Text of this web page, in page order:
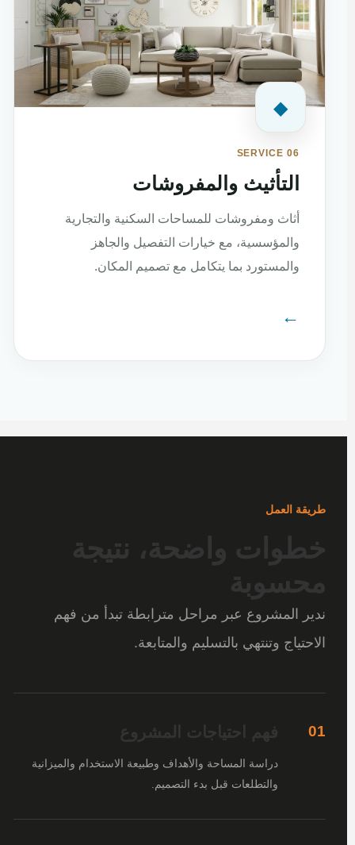
◆
SERVICE 06
التأثيث والمفروشات
أثاث ومفروشات للمساحات السكنية والتجارية
والمؤسسية، مع خيارات التفصيل والجاهز
والمستورد بما يتكامل مع تصميم المكان.
←
طريقة العمل
خطوات واضحة، نتيجة
محسوبة
ندير المشروع عبر مراحل مترابطة تبدأ من فهم
الاحتياج وتنتهي بالتسليم والمتابعة.
01 فهم احتياجات المشروع
دراسة المساحة والأهداف وطبيعة الاستخدام والميزانية
والتطلعات قبل بدء التصميم.